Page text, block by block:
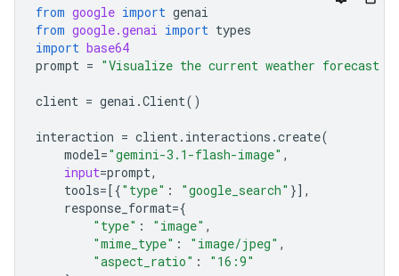
from google import genai
from google.genai import types
import base64
prompt = "Visualize the current weather forecast
client = genai .Client()
interaction = client. interactions .create(
model="gemini-3.1-flash-image" ,
input=prompt,
tools= [{"type" : "google_search" }],
response_format={
"type" : "image" ,
"mime_type" : "image/jpeg" ,
"aspect_ratio" :
"16:9"